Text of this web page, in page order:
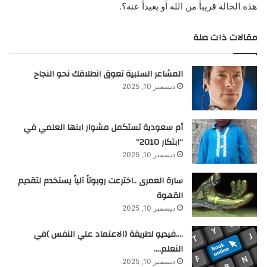
هذه الحالة قريباً من الله أو بعيداً عنه؟.
مقالات ذات صلة
المشاعر السلبية تعوق انطلاقك نحو النجاح
ديسمبر 10, 2025
أم سعودية تستكمل مشوار ابنها العلمي في
“ابتكار 2010”
ديسمبر 10, 2025
سارة العمرى ..اخترعت روبوتاً آلياً يستخدم لتقديم
القهوة
ديسمبر 10, 2025
….فيديو لطريقة (الاعتماد علي النفس )في
التعلم….
ديسمبر 10, 2025